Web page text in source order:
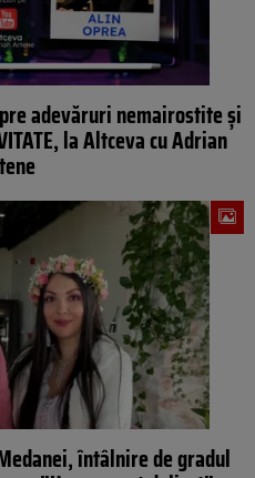
adevăruri nemairostite și
la Altceva cu Adrian
întâlnire de gradul